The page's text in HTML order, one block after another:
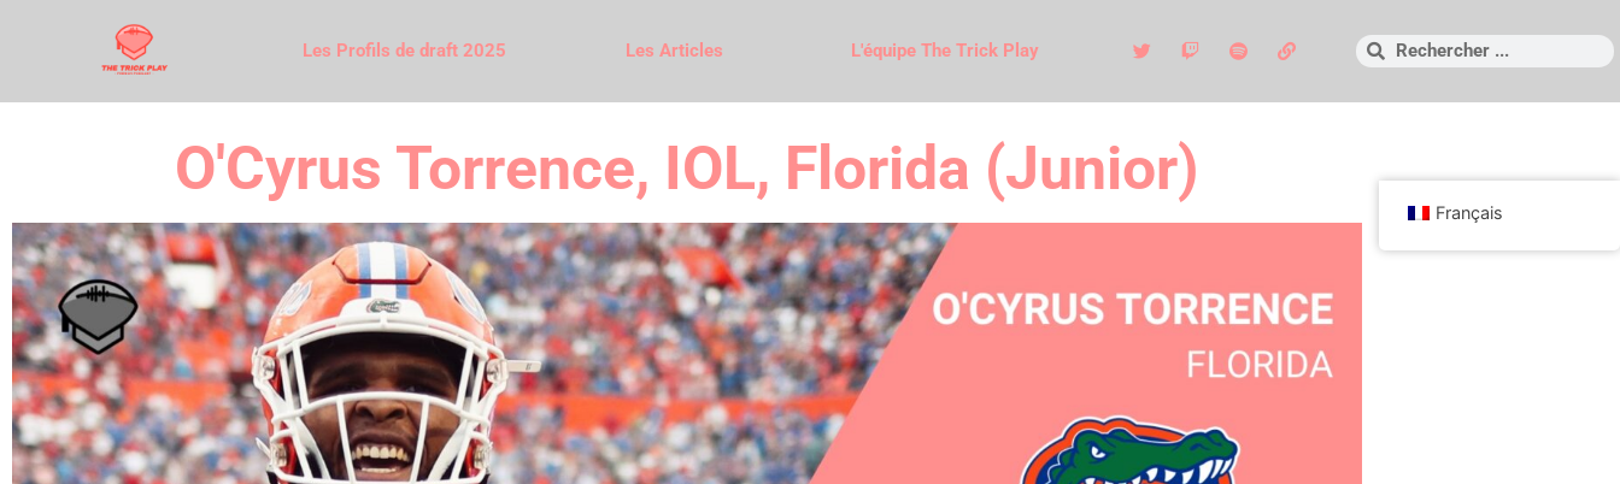
Les Profils de draft 2025 Les Articles L'équipe The Trick Play
O'Cyrus Torrence, IOL, Florida (Junior)
Français